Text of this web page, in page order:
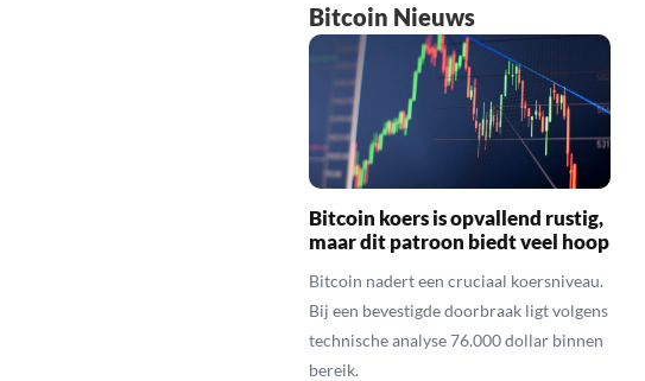
Bitcoin Nieuws
Bitcoin koers is opvallend rustig,
maar dit patroon biedt veel hoop
Bitcoin nadert een cruciaal koersniveau.
Bij een bevestigde doorbraak ligt volgens
technische analyse 76.000 dollar binnen
bereik.